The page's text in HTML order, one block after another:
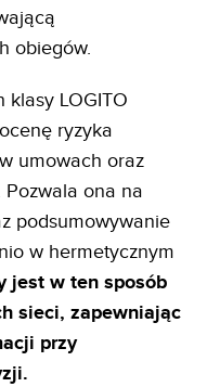
obiegów.
klasy LOGITO
ryzyka
umowach oraz
Pozwala ona na
podsumowywanie
w hermetycznym
jest w ten sposób
sieci, zapewniając
przy